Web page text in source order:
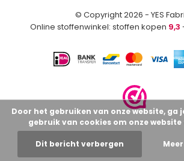
© Copyright 2026 - YES
Online stoffenwinkel: stoffen kopen 9,3
Door het gebruiken van onze website, ga
gebruik van cookies om onze
Dit bericht verbergen